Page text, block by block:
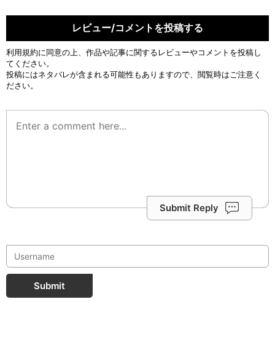
レビュー/コメントを投稿する
利用規約に同意の上、作品や記事に関するレビューやコメントを投稿し
てください。
投稿にはネタバレが含まれる可能性もありますので、閲覧時はご注意く
ださい。
Submit Reply
Submit